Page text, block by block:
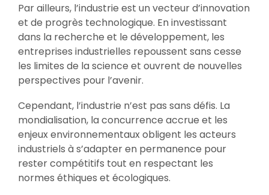
Par ailleurs, l’industrie est un vecteur d’innovation
et de progrès technologique. En investissant
dans la recherche et le développement, les
entreprises industrielles repoussent sans cesse
les limites de la science et ouvrent de nouvelles
perspectives pour l’avenir.
Cependant, l’industrie n’est pas sans défis. La
mondialisation, la concurrence accrue et les
enjeux environnementaux obligent les acteurs
industriels à s’adapter en permanence pour
rester compétitifs tout en respectant les
normes éthiques et écologiques.